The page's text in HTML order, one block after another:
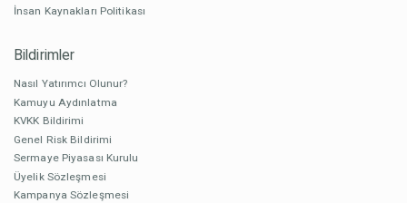
İnsan Kaynakları Politikası
Bildirimler
Nasıl Yatırımcı Olunur?
Kamuyu Aydınlatma
KVKK Bildirimi
Genel Risk Bildirimi
Sermaye Piyasası Kurulu
Üyelik Sözleşmesi
Kampanya Sözleşmesi